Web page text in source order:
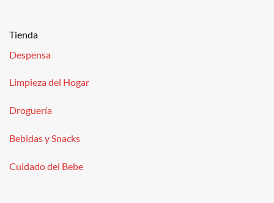
Tienda
Despensa
Limpieza del Hogar
Droguería
Bebidas y Snacks
Cuidado del Bebe